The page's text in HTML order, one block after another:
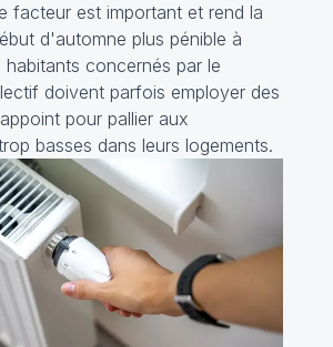
facteur est important et rend la
d'automne plus pénible à
habitants concernés par le
doivent parfois employer des
pour pallier aux
basses dans leurs logements.